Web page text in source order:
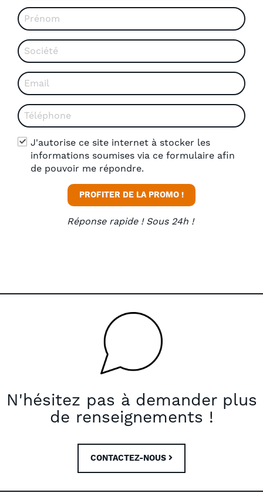
J'autorise ce site internet à stocker les
informations soumises via ce formulaire afin
de pouvoir me répondre.
PROFITER DE LA PROMO !
Réponse rapide ! Sous 24h !
N'hésitez pas à demander plus
de renseignements !
CONTACTEZ-NOUS